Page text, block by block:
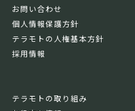
お問い合わせ
個人情報保護方針
テラモトの人権基本方針
採用情報
テラモトの取り組み